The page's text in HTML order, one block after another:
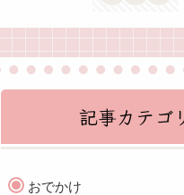
記事カテゴ
おでかけ